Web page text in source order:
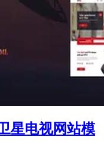
星电视网站模